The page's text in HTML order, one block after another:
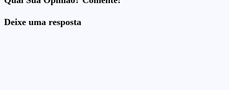
Deixe uma resposta